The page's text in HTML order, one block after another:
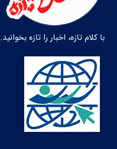
با کلام تازه، اخبار را تازه بخوانید.